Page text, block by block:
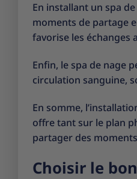
En installant un spa
moments de partage
favorise les échanges
Enfin, le spa de nage
circulation sanguine,
En somme,
offre tant sur le plan
partager des
Choisir le